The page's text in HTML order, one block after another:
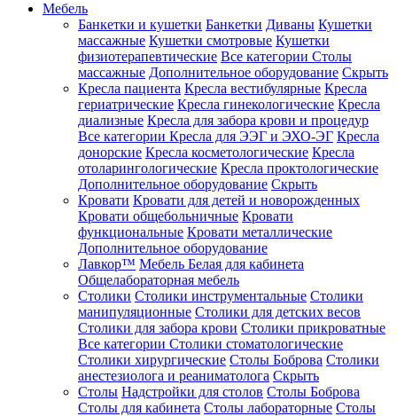
Мебель
Банкетки и кушетки Банкетки Диваны Кушетки
массажные Кушетки смотровые Кушетки
физиотерапевтические Все категории Столы
массажные Дополнительное оборудование Скрыть
Кресла пациента Кресла вестибулярные Кресла
гериатрические Кресла гинекологические Кресла
диализные Кресла для забора крови и процедур
Все категории Кресла для ЭЭГ и ЭХО-ЭГ Кресла
донорские Кресла косметологические Кресла
отоларингологические Кресла проктологические
Дополнительное оборудование Скрыть
Кровати Кровати для детей и новорожденных
Кровати общебольничные Кровати
функциональные Кровати металлические
Дополнительное оборудование
Лавкор™ Мебель Белая для кабинета
Общелабораторная мебель
Столики Столики инструментальные Столики
манипуляционные Столики для детских весов
Столики для забора крови Столики прикроватные
Все категории Столики стоматологические
Столики хирургические Столы Боброва Столики
анестезиолога и реаниматолога Скрыть
Столы Надстройки для столов Столы Боброва
Столы для кабинета Столы лабораторные Столы